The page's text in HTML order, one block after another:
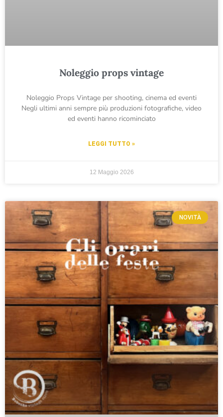
Noleggio props vintage
Noleggio Props Vintage per shooting, cinema ed eventi
Negli ultimi anni sempre più produzioni fotografiche, video
ed eventi hanno ricominciato
LEGGI TUTTO »
12 Maggio 2026
NOVITÀ